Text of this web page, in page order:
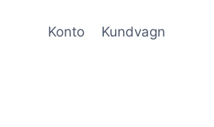
Konto Kundvagn